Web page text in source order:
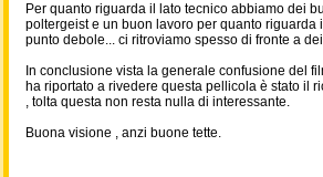
Per quanto riguarda il lato tecnico abbiamo dei
poltergeist e un buon lavoro per quanto
punto debole... ci ritroviamo spesso di fronte a
In conclusione vista la generale confusione del
ha riportato a rivedere questa pellicola è stato il
, tolta questa non resta nulla di interessante.
Buona visione , anzi buone tette.